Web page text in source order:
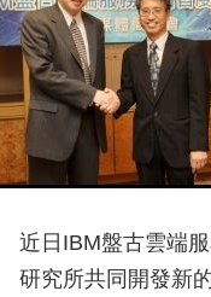
近日IBM盤古雲端
研究所共同開發新